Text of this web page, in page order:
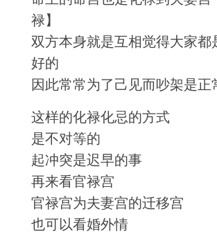
禄】
双方本身就是互相觉得大家都
好的
因此常常为了己见而吵架是正
这样的化禄化忌的方式
是不对等的
起冲突是迟早的事
再来看官禄宫
官禄宫为夫妻宫的迁移宫
也可以看婚外情